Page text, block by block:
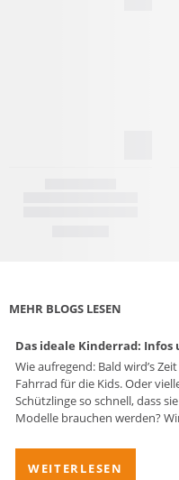
MEHR BLOGS LESEN
Das ideale Kinderrad: Infos
Wie aufregend: Bald wird’s
Fahrrad für die Kids. Oder
Schützlinge so schnell, dass
Modelle brauchen werden?
WEITERLESEN